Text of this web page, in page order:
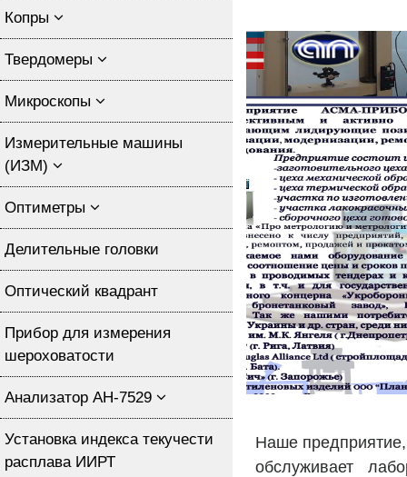
Копры
Твердомеры
Микроскопы
Измерительные машины
(ИЗМ)
Оптиметры
Делительные головки
Оптический квадрант
Прибор для измерения
шероховатости
Анализатор АН-7529
Установка индекса текучести
расплава ИИРТ
Наше предприятие,
обслуживает